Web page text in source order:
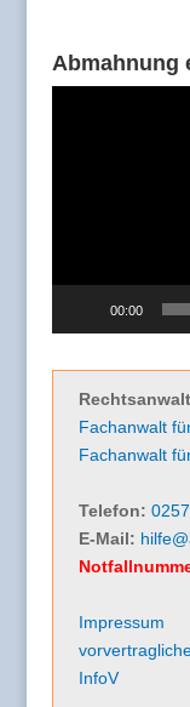
Abmahnung
00:00
Fachanwalt
Fachanwalt
Telefon:
E-Mail:
Impressum
InfoV